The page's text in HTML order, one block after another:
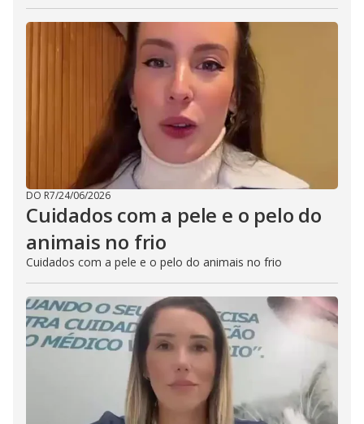
DO R7/24/06/2026
Cuidados com a pele e o pelo do
animais no frio
Cuidados com a pele e o pelo do animais no frio